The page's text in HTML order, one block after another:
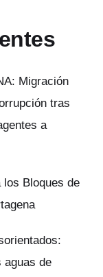
Migración
tras
a
Bloques de
aguas de